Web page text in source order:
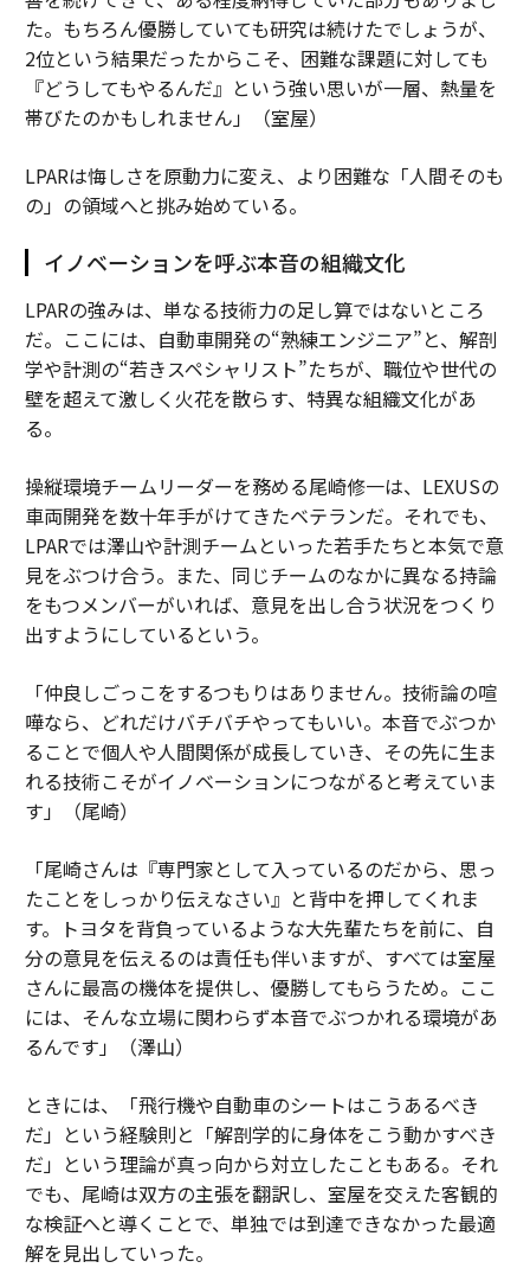
た。もちろん優勝していても研究は続けたでしょうが、
2位という結果だったからこそ、困難な課題に対しても
『どうしてもやるんだ』という強い思いが一層、熱量を
帯びたのかもしれません」（室屋）
LPARは悔しさを原動力に変え、より困難な「人間そのも
の」の領域へと挑み始めている。
イノベーションを呼ぶ本音の組織文化
LPARの強みは、単なる技術力の足し算ではないところ
だ。ここには、自動車開発の“熟練エンジニア”と、解剖
学や計測の“若きスペシャリスト”たちが、職位や世代の
壁を超えて激しく火花を散らす、特異な組織文化があ
る。
操縦環境チームリーダーを務める尾崎修一は、LEXUSの
車両開発を数十年手がけてきたベテランだ。それでも、
LPARでは澤山や計測チームといった若手たちと本気で意
見をぶつけ合う。また、同じチームのなかに異なる持論
をもつメンバーがいれば、意見を出し合う状況をつくり
出すようにしているという。
「仲良しごっこをするつもりはありません。技術論の喧
嘩なら、どれだけバチバチやってもいい。本音でぶつか
ることで個人や人間関係が成長していき、その先に生ま
れる技術こそがイノベーションにつながると考えていま
す」（尾崎）
「尾崎さんは『専門家として入っているのだから、思っ
たことをしっかり伝えなさい』と背中を押してくれま
す。トヨタを背負っているような大先輩たちを前に、自
分の意見を伝えるのは責任も伴いますが、すべては室屋
さんに最高の機体を提供し、優勝してもらうため。ここ
には、そんな立場に関わらず本音でぶつかれる環境があ
るんです」（澤山）
ときには、「飛行機や自動車のシートはこうあるべき
だ」という経験則と「解剖学的に身体をこう動かすべき
だ」という理論が真っ向から対立したこともある。それ
でも、尾崎は双方の主張を翻訳し、室屋を交えた客観的
な検証へと導くことで、単独では到達できなかった最適
解を見出していった。